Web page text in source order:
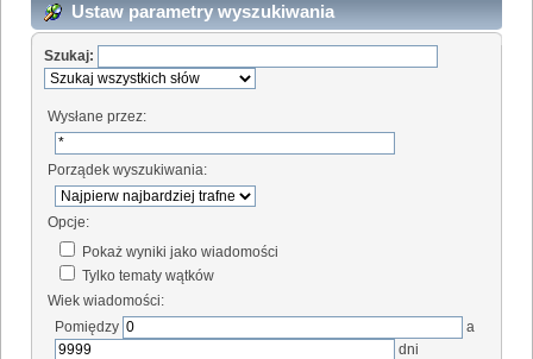
Ustaw parametry wyszukiwania
Szukaj:
Wysłane przez:
Porządek wyszukiwania:
Opcje:
Pokaż wyniki jako wiadomości
Tylko tematy wątków
Wiek wiadomości:
Pomiędzy
a
dni